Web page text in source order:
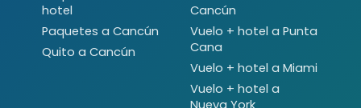
hotel
Paquetes a Cancún
Quito a Cancún
Cancún
Vuelo + hotel a Punta
Cana
Vuelo + hotel a Miami
Vuelo + hotel a
Nueva York